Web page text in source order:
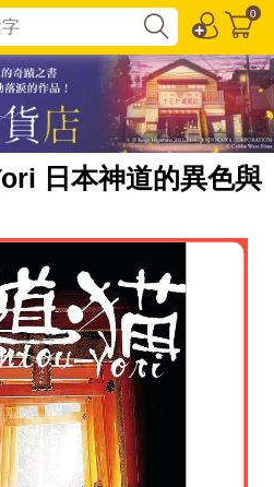
0
日本神道的異色與